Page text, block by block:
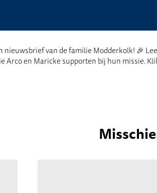
nieuwsbrief van de familie Modderkolk! 🎉
Arco en Maricke supporten bij hun missie.